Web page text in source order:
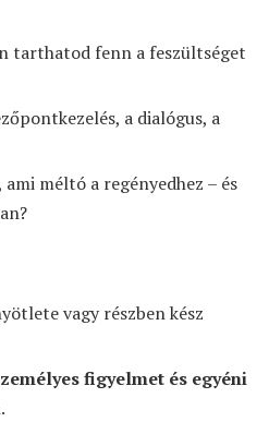
tarthatod fenn a feszültséget
a dialógus, a
méltó a regényedhez – és
vagy részben kész
figyelmet és egyéni
.